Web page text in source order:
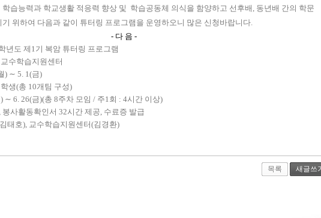
습능력과 학교생활 적응력 향상 및 학습공동체 의식을 함양하고 선후배 , 동년배 간의 학문
위하여 다음과 같이 튜터링 프로그램을 운영하오니 많은 신청바랍니다.
- 다 음 -
년도 제 1기 복암 튜터링 프로그램
교수학습지원센터
) ∼ 5. 1(금)
생(총 10개팀 구성)
) ∼ 6. 26(금)(총 8주차 모임 / 주1회 : 4시간 이상)
, 봉사활동확인서 32시간 제공, 수료증 발급
김태호), 교수학습지원센터(김경환)
목록 새글쓰